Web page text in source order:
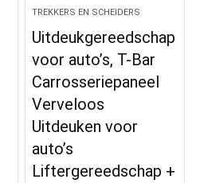
TREKKERS EN SCHEIDERS
Uitdeukgereedschap
voor auto’s, T-Bar
Carrosseriepaneel
Verveloos
Uitdeuken voor
auto’s
Liftergereedschap +